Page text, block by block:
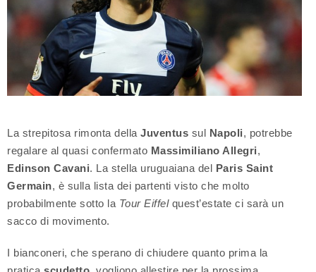
La strepitosa rimonta della Juventus sul Napoli, potrebbe
regalare al quasi confermato Massimiliano Allegri,
Edinson Cavani. La stella uruguaiana del
Paris Saint
Germain, è sulla lista dei partenti visto che molto
probabilmente sotto la Tour Eiffelquest’estate ci sarà un
sacco di movimento.
I bianconeri, che sperano di chiudere quanto prima la